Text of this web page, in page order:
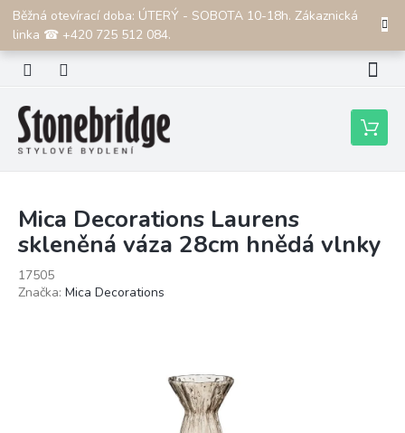
Přejít
obsah
Běžná otevírací doba: ÚTERÝ - SOBOTA 10-18h. Zákaznická
linka ☎ +420 725 512 084.
CZK
Nákupní
košík
Mica Decorations Laurens
skleněná váza 28cm hnědá vlnky
17505
Značka: Mica Decorations